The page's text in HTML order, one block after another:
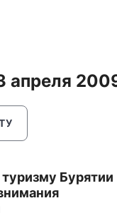
апреля
Бурятии